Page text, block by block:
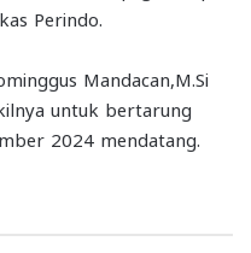
Perindo.
Mandacan,M.Si
untuk bertarung
2024 mendatang.